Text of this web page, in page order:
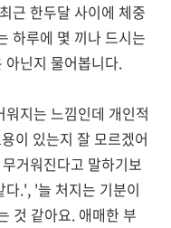
최근 한두달 사이에 체중
하루에 몇 끼나 드시는
아닌지 물어봅니다.
지는 느낌인데 개인적
이 있는지 잘 모르겠어
거워진다고 말하기보
다.', '늘 처지는 기분이
것 같아요. 애매한 부